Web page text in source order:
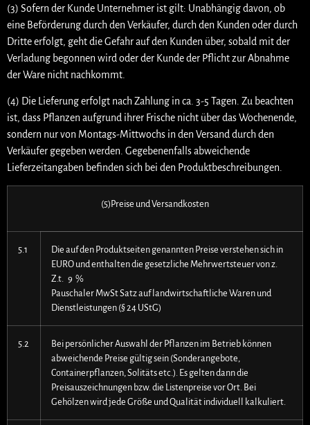
(3) Sofern der Kunde Unternehmer ist gilt: Unabhängig davon, ob
eine Beförderung durch den Verkäufer, durch den Kunden oder durch
Dritte erfolgt, geht die Gefahr auf den Kunden über, sobald mit der
Verladung begonnen wird oder der Kunde der Pflicht zur Abnahme
der Ware nicht nachkommt.
(4) Die Lieferung erfolgt nach Zahlung in ca. 3-5 Tagen. Zu beachten
ist, dass Pflanzen aufgrund ihrer Frische nicht über das Wochenende,
sondern nur von Montags-Mittwochs in den Versand durch den
Verkäufer gegeben werden. Gegebenenfalls abweichende
Lieferzeitangaben befinden sich bei den Produktbeschreibungen.
(5)Preise und Versandkosten
5.1
Die auf den Produktseiten genannten Preise verstehen sich in
EURO und enthalten die gesetzliche Mehrwertsteuer von z.
Z.t. 9 %
Pauschaler MwSt Satz auf landwirtschaftliche Waren und
Dienstleistungen (§ 24 UStG)
5.2
Bei persönlicher Auswahl der Pflanzen im Betrieb können
abweichende Preise gültig sein (Sonderangebote,
Containerpflanzen, Solitäts etc.). Es gelten dann die
Preisauszeichnungen bzw. die Listenpreise vor Ort. Bei
Gehölzen wird jede Größe und Qualität individuell kalkuliert.